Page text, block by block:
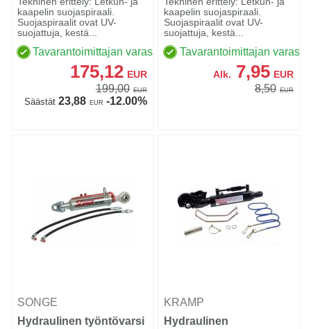
kaapelin suojaspiraali.
Suojaspiraalit ovat UV-
suojattuja, kestä...
Tavarantoimittajan varastossa
175,12 EUR
199,00 EUR
Säästät23,88 EUR -12.00%
kaapelin suojaspiraali.
Suojaspiraalit ovat UV-
suojattuja, kestä...
Tavarantoimittajan
Alk. 7,95 EUR
8,50 EUR
SONGE
Hydraulinen työntövarsi
KRAMP
Hydraulinen